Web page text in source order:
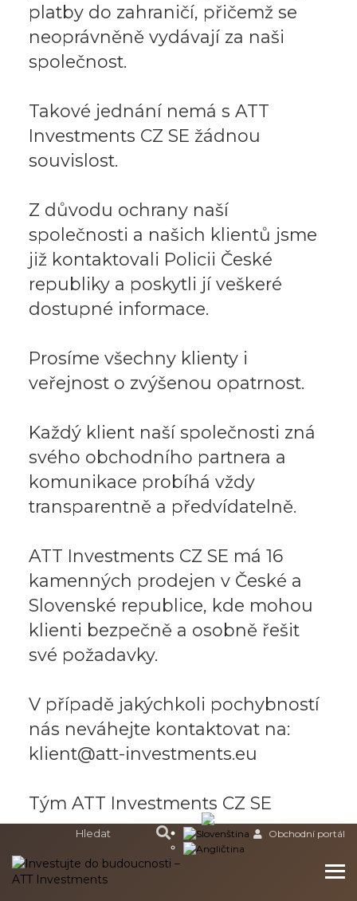
platby do zahraničí, přičemž se
neoprávněně vydávají za naši
společnost.
Takové jednání nemá s ATT
Investments CZ SE žádnou
souvislost.
Z důvodu ochrany naší
společnosti a našich klientů jsme
již kontaktovali Policii České
republiky a poskytli jí veškeré
dostupné informace.
Prosíme všechny klienty i
veřejnost o zvýšenou opatrnost.
Každý klient naší společnosti zná
svého obchodního partnera a
komunikace probíhá vždy
transparentně a předvídatelně.
ATT Investments CZ SE má 16
kamenných prodejen v České a
Slovenské republice, kde mohou
klienti bezpečně a osobně řešit
své požadavky.
V případě jakýchkoli pochybností
nás neváhejte kontaktovat na:
klient@att-investments.eu
Tým ATT Investments CZ SE
Obchodní portál